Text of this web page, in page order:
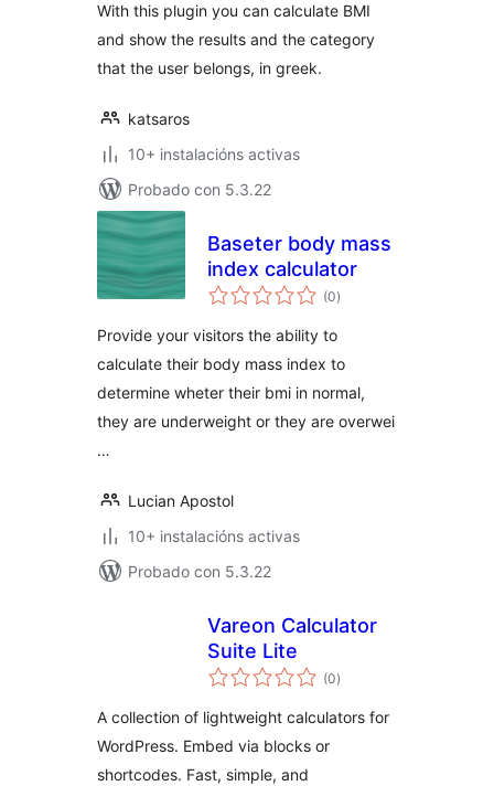
With this plugin you can calculate BMI
and show the results and the category
that the user belongs, in greek.
katsaros
10+ instalacións activas
Probado con 5.3.22
Baseter body mass
index calculator
(0valoracións
totais
)
Provide your visitors the ability to
calculate their body mass index to
determine wheter their bmi in normal,
they are underweight or they are overwei
…
Lucian Apostol
10+ instalacións activas
Probado con 5.3.22
Vareon Calculator
Suite Lite
(0valoracións
totais
)
A collection of lightweight calculators for
WordPress. Embed via blocks or
shortcodes. Fast, simple, and